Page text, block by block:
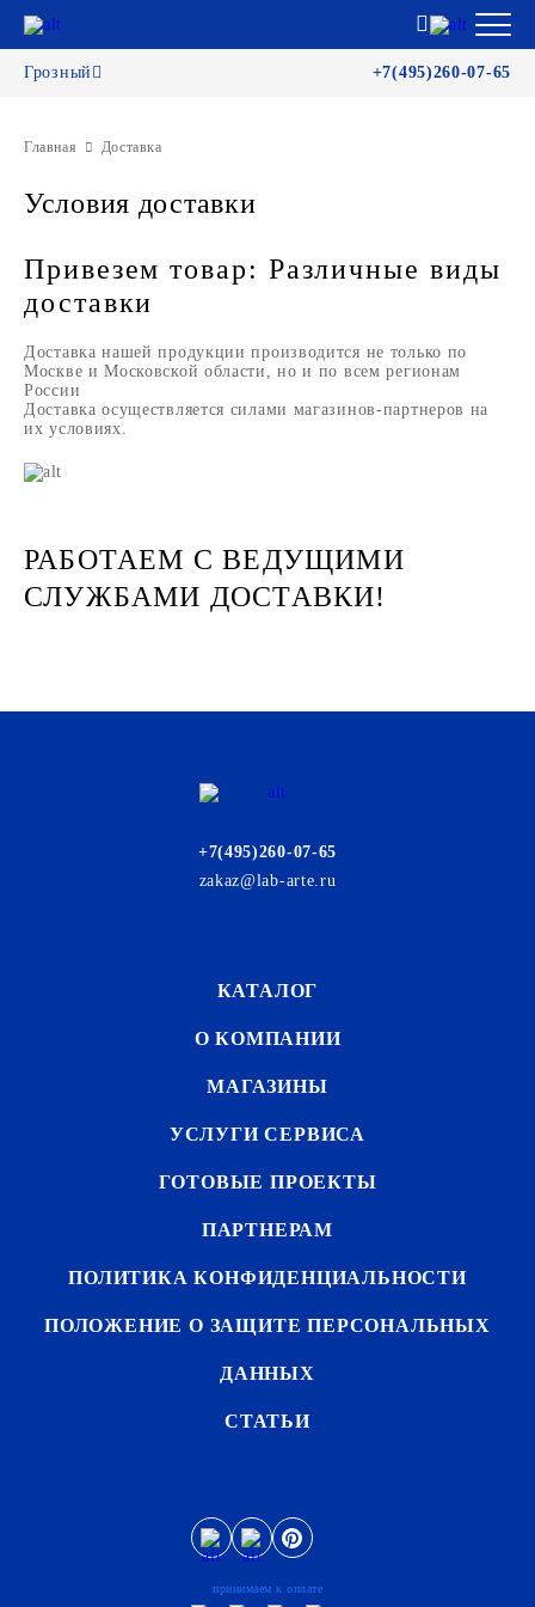
Грозный +7(495)260-07-65
Главная Доставка
Условия доставки
Привезем товар: Различные виды
доставки
Доставка нашей продукции производится не только по
Москве и Московской области, но и по всем регионам
России
Доставка осуществляется силами магазинов-партнеров на
их условиях.
РАБОТАЕМ С ВЕДУЩИМИ
СЛУЖБАМИ ДОСТАВКИ!
+7(495)260-07-65
zakaz@lab-arte.ru
КАТАЛОГ
О КОМПАНИИ
МАГАЗИНЫ
УСЛУГИ СЕРВИСА
ГОТОВЫЕ ПРОЕКТЫ
ПАРТНЕРАМ
ПОЛИТИКА КОНФИДЕНЦИАЛЬНОСТИ
ПОЛОЖЕНИЕ О ЗАЩИТЕ ПЕРСОНАЛЬНЫХ
ДАННЫХ
СТАТЬИ
принимаем к оплате